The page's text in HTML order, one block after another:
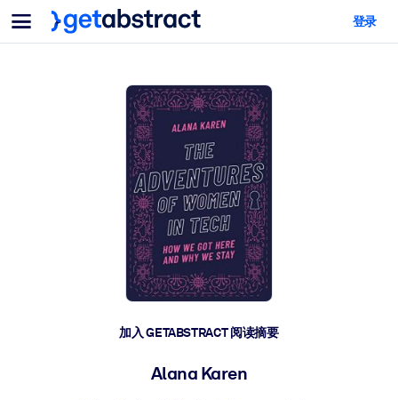
菜单
面向团队与管理者
为您的员工配备关键的人工智能技能。
帮助您的管理者为未来的工作时代做好准备。
让团队更轻松地共同学习、解决实际问题并更快采取行动。
技能提升与重塑
培养您的员工应对未来挑战所需的技能。
面向人工智能系统
登录
加入 GETABSTRACT 阅读摘要
Alana Karen